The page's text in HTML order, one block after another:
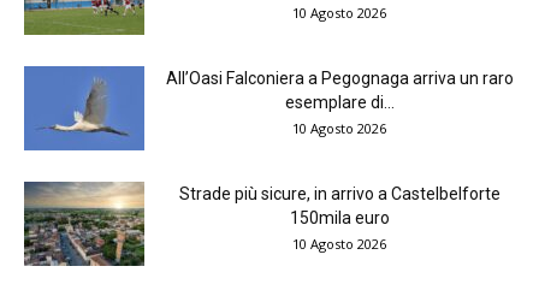
10 Agosto 2026
All’Oasi Falconiera a Pegognaga arriva un raro
esemplare di...
10 Agosto 2026
Strade più sicure, in arrivo a Castelbelforte
150mila euro
10 Agosto 2026